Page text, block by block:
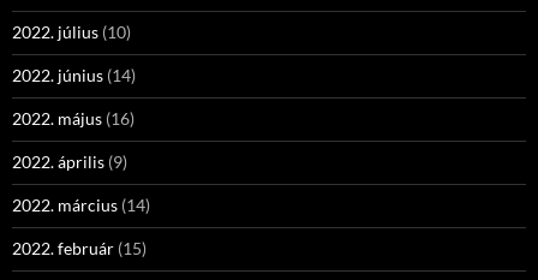
2022. július (10)
2022. június (14)
2022. május (16)
2022. április (9)
2022. március (14)
2022. február (15)